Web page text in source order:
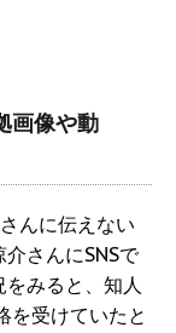
画像や動
んに伝えない
さんにSNSで
みると、知人
を受けていたと